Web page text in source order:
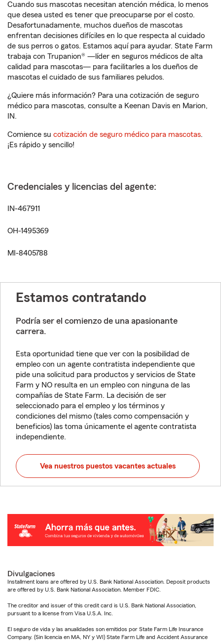
Cuando sus mascotas necesitan atención médica, lo menos
que desea usted es tener que preocuparse por el costo.
Desafortunadamente, muchos dueños de mascotas
enfrentan decisiones difíciles en lo que respecta al cuidado
de sus perros o gatos. Estamos aquí para ayudar. State Farm
trabaja con Trupanion® —líder en seguros médicos de alta
calidad para mascotas— para facilitarles a los dueños de
mascotas el cuidado de sus familiares peludos.
¿Quiere más información? Para una cotización de seguro
médico para mascotas, consulte a Keenan Davis en Marion,
IN.
Comience su cotización de seguro médico para mascotas.
¡Es rápido y sencillo!
Credenciales y licencias del agente:
IN-467911
OH-1495369
MI-8405788
Estamos contratando
Podría ser el comienzo de una apasionante
carrera.
Esta oportunidad tiene que ver con la posibilidad de
empleo con un agente contratista independiente que
pide una solicitud para productos y servicios de State
Farm y NO resulta en un empleo con ninguna de las
compañías de State Farm. La decisión de ser
seleccionado para el empleo y los términos y
condiciones del mismo (tales como compensación y
beneficios) las toma únicamente el agente contratista
independiente.
Vea nuestros puestos vacantes actuales
Divulgaciones
Installment loans are offered by U.S. Bank National Association. Deposit products
are offered by U.S. Bank National Association. Member FDIC.
The creditor and issuer of this credit card is U.S. Bank National Association,
pursuant to a license from Visa U.S.A. Inc.
El seguro de vida y las anualidades son emitidos por State Farm Life Insurance
Company. (Sin licencia en MA, NY y WI) State Farm Life and Accident Assurance